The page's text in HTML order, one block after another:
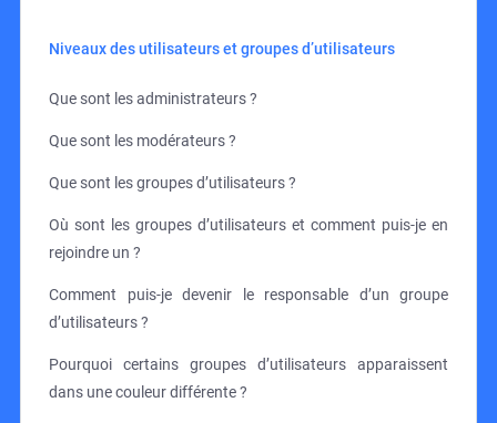
Niveaux des utilisateurs et groupes d’utilisateurs
Que sont les administrateurs ?
Que sont les modérateurs ?
Que sont les groupes d’utilisateurs ?
Où sont les groupes d’utilisateurs et comment puis-je en
rejoindre un ?
Comment puis-je devenir le responsable d’un groupe
d’utilisateurs ?
Pourquoi certains groupes d’utilisateurs apparaissent
dans une couleur différente ?